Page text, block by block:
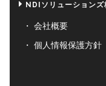
NDIソリューションズ
会社概要
個人情報保護方針